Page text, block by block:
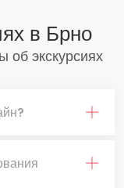
в Брно
об экскурсиях